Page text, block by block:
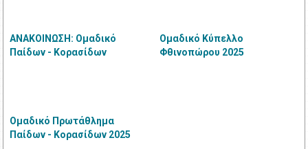
ΑΝΑΚΟΙΝΩΣΗ: Ομαδικό
Παίδων - Κορασίδων
Ομαδικό Κύπελλο
Φθινοπώρου 2025
Ομαδικό Πρωτάθλημα
Παίδων - Κορασίδων 2025